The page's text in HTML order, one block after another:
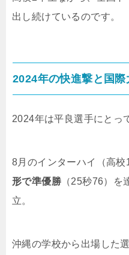
出し続けているのです。
2024年の快進撃と国
2024年は平良選手にとっ
8月のインターハイ（高校
形で準優勝 （25秒76）を
立。
沖縄の学校から出場した